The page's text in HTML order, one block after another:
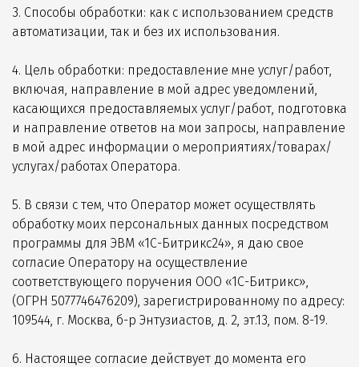
3. Способы обработки: как с использованием средств
автоматизации, так и без их использования.
4. Цель обработки: предоставление мне услуг/работ,
включая, направление в мой адрес уведомлений,
касающихся предоставляемых услуг/работ, подготовка
и направление ответов на мои запросы, направление
в мой адрес информации о мероприятиях/товарах/
услугах/работах Оператора.
5. В связи с тем, что Оператор может осуществлять
обработку моих персональных данных посредством
программы для ЭВМ «1С-Битрикс24», я даю свое
согласие Оператору на осуществление
соответствующего поручения ООО «1С-Битрикс»,
(ОГРН 5077746476209), зарегистрированному по адресу:
109544, г. Москва, б-р Энтузиастов, д. 2, эт.13, пом. 8-19.
6. Настоящее согласие действует до момента его